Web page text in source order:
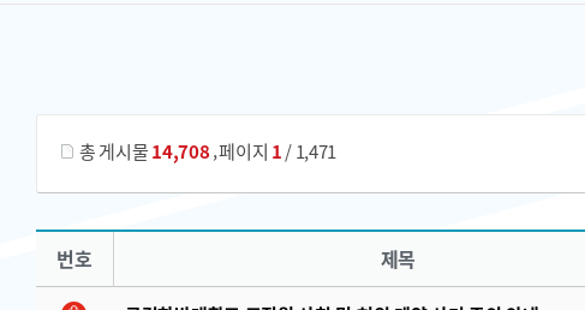
총 게시물14,708,페이지 1/ 1,471
한밭LIVE_공지사항 목록 으로 번호, 제목, 작성자, 조회수, 등록 일, 첨부파일로 나열 되고 있습니다.
번호 제목